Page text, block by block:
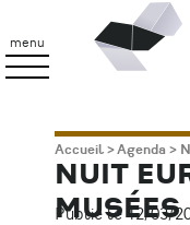
contenu
principal
menu
Patrimoine
Fil
d'Ariane
Accueil Agenda
NUIT
Publié le 12/03/